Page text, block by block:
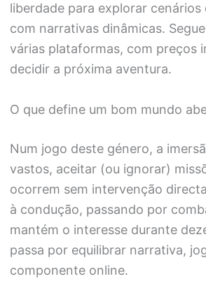
liberdade para explorar
com narrativas dinâmicas.
várias plataformas, com preços
decidir a próxima aventura.
O que define um bom mundo
Num jogo deste género, a
vastos, aceitar (ou ignorar)
ocorrem sem intervenção
à condução, passando por
mantém o interesse durante
passa por equilibrar narrativa,
componente online.